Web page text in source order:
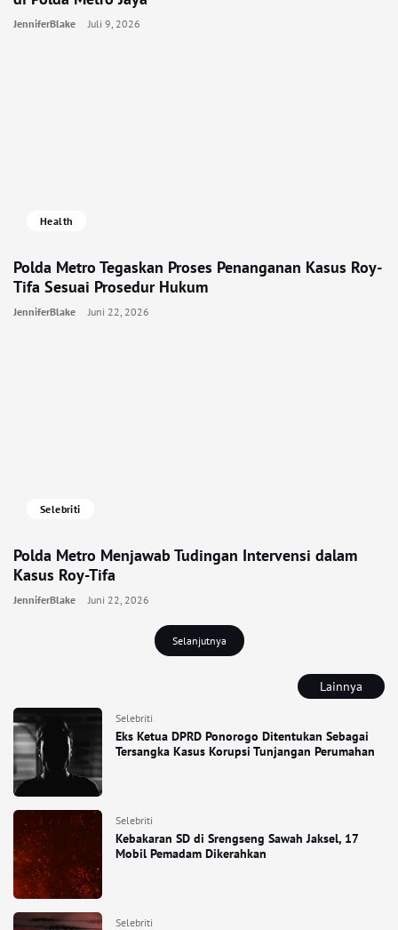
Lainnya
Selebriti
Eks Ketua DPRD Ponorogo Ditentukan Sebagai
Tersangka Kasus Korupsi Tunjangan Perumahan
Selebriti
Kebakaran SD di Srengseng Sawah Jaksel, 17
Mobil Pemadam Dikerahkan
Selebriti
JenniferBlake Juli 9, 2026
Health
Polda Metro Tegaskan Proses Penanganan Kasus Roy-
Tifa Sesuai Prosedur Hukum
JenniferBlake Juni 22, 2026
Selebriti
Polda Metro Menjawab Tudingan Intervensi dalam
Kasus Roy-Tifa
JenniferBlake Juni 22, 2026
Selanjutnya